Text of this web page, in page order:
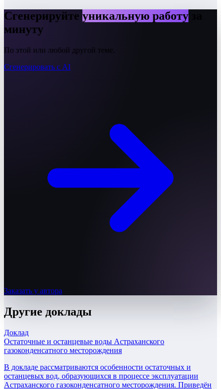
Сгенерируйте уникальную работу
минуту
По этой или любой другой теме.
Сгенерировать с AI
Заказать у автора
Другие доклады
Доклад
Остаточные и останцевые воды Астраханского
газоконденсатного месторождения
В докладе рассматриваются особенности остаточных и
останцевых вод, образующихся в процессе эксплуатации
Астраханского газоконденсатного месторождения. Приведён